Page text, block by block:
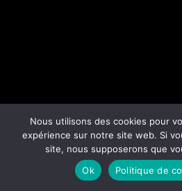
Nous utilisons des cookies pour
expérience sur notre site web. Si
site, nous supposerons que
Ok
Politique de